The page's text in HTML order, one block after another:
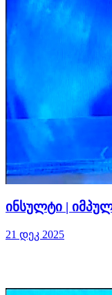
ინსულტი |
21 დეკ 2025